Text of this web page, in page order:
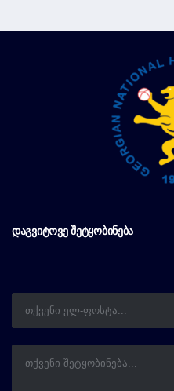
ᲓᲐᲒᲕᲘᲢᲝᲕᲔ ᲨᲔᲢᲧᲝᲑᲘᲜᲔᲑᲐ